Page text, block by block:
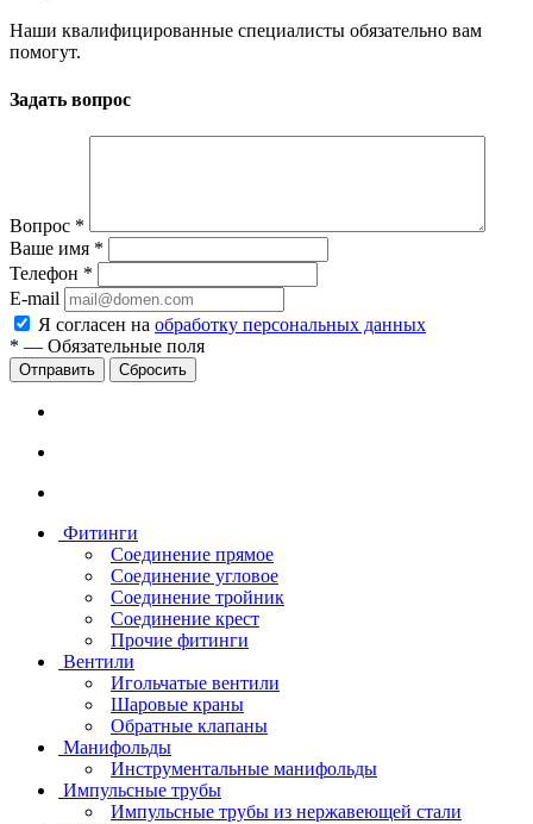
Наши квалифицированные специалисты обязательно вам
помогут.
Задать вопрос
Вопрос *
Ваше имя *
Телефон *
E-mail
Я согласен на обработку персональных данных
* — Обязательные поля
Сбросить
Фитинги
Соединение прямое
Соединение угловое
Соединение тройник
Соединение крест
Прочие фитинги
Вентили
Игольчатые вентили
Шаровые краны
Обратные клапаны
Манифольды
Инструментальные манифольды
Импульсные трубы
Импульсные трубы из нержавеющей стали